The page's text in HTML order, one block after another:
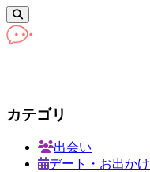
カテゴリ
出会い
デート・お出かけ